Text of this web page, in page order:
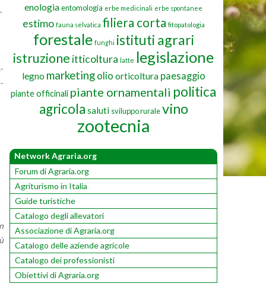
enologiaentomologia erbe medicinali erbe spontanee
estimo fauna selvatica filiera corta fitopatologia
forestale funghi istituti agrari
istruzione itticoltura latte legislazione
legno marketing olio orticoltura paesaggio
piante officinali piante ornamentali politica
agricola saluti sviluppo rurale vino
zootecnia
Network Agraria.org
Forum di Agraria.org
Agriturismo in Italia
Guide turistiche
Catalogo degli allevatori
Associazione di Agraria.org
Catalogo delle aziende agricole
Catalogo dei professionisti
Obiettivi di Agraria.org